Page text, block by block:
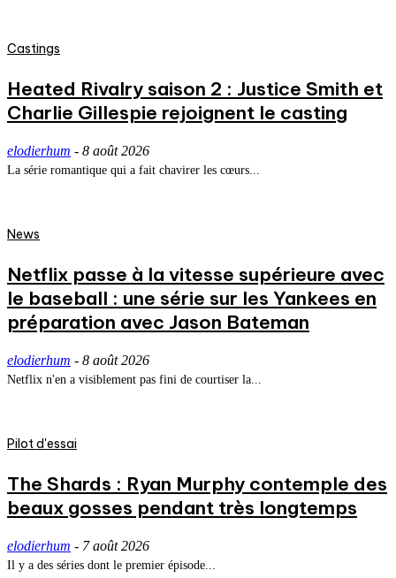
Castings
Heated Rivalry saison 2 : Justice Smith et
Charlie Gillespie rejoignent le casting
elodierhum - 8 août 2026
La série romantique qui a fait chavirer les cœurs...
News
Netflix passe à la vitesse supérieure avec
le baseball : une série sur les Yankees en
préparation avec Jason Bateman
elodierhum - 8 août 2026
Netflix n'en a visiblement pas fini de courtiser la...
Pilot d'essai
The Shards : Ryan Murphy contemple des
beaux gosses pendant très longtemps
elodierhum - 7 août 2026
Il y a des séries dont le premier épisode...